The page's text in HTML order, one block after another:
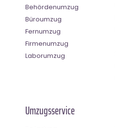
Behördenumzug
Büroumzug
Fernumzug
Firmenumzug
Laborumzug
Umzugsservice